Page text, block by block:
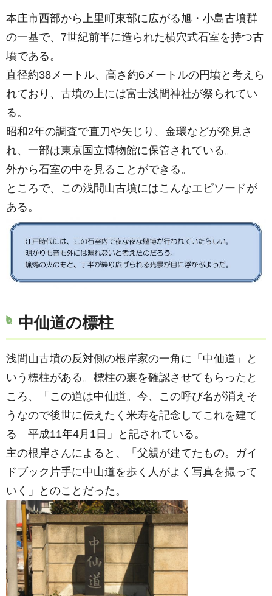
本庄市西部から上里町東部に広がる旭・小島古墳群
の一基で、7世紀前半に造られた横穴式石室を持つ古
墳である。
直径約38メートル、高さ約6メートルの円墳と考えら
れており、古墳の上には富士浅間神社が祭られてい
る。
昭和2年の調査で直刀や矢じり、金環などが発見さ
れ、一部は東京国立博物館に保管されている。
外から石室の中を見ることができる。
ところで、この浅間山古墳にはこんなエピソードが
ある。
中仙道の標柱
浅間山古墳の反対側の根岸家の一角に「中仙道」と
いう標柱がある。標柱の裏を確認させてもらったと
ころ、「この道は中仙道。今、この呼び名が消えそ
うなので後世に伝えたく米寿を記念してこれを建て
る 平成11年4月1日」と記されている。
主の根岸さんによると、「父親が建てたもの。ガイ
ドブック片手に中山道を歩く人がよく写真を撮って
いく」とのことだった。